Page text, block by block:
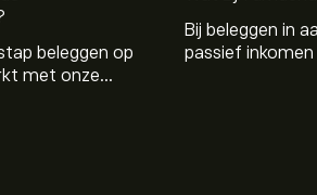
beleggen op
met onze
Bij beleggen in
passief